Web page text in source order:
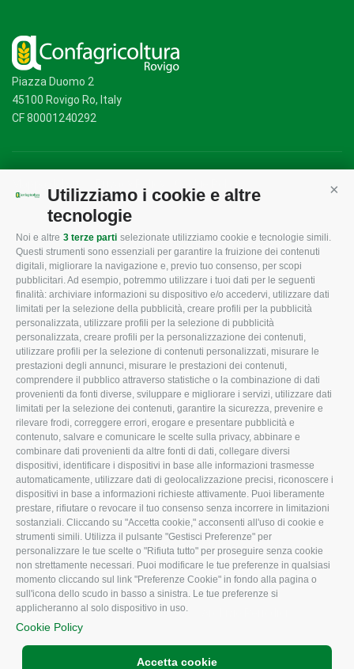
Utilizziamo i cookie e altre
tecnologie
Noi e altre 3 terze parti selezionate utilizziamo cookie e tecnologie simili.
Questi strumenti sono essenziali per garantire la fruizione dei contenuti
digitali, migliorare la navigazione e, previo tuo consenso, per scopi
pubblicitari. Ad esempio, potremmo utilizzare i tuoi dati per le seguenti
finalità: archiviare informazioni su dispositivo e/o accedervi, utilizzare dati
limitati per la selezione della pubblicità, creare profili per la pubblicità
personalizzata, utilizzare profili per la selezione di pubblicità
personalizzata, creare profili per la personalizzazione dei contenuti,
utilizzare profili per la selezione di contenuti personalizzati, misurare le
prestazioni degli annunci, misurare le prestazioni dei contenuti,
comprendere il pubblico attraverso statistiche o la combinazione di dati
provenienti da fonti diverse, sviluppare e migliorare i servizi, utilizzare dati
limitati per la selezione dei contenuti, garantire la sicurezza, prevenire e
rilevare frodi, correggere errori, erogare e presentare pubblicità e
contenuto, salvare e comunicare le scelte sulla privacy, abbinare e
combinare dati provenienti da altre fonti di dati, collegare diversi
dispositivi, identificare i dispositivi in base alle informazioni trasmesse
automaticamente, utilizzare dati di geolocalizzazione precisi, riconoscere i
dispositivi in base a informazioni richieste attivamente. Puoi liberamente
prestare, rifiutare o revocare il tuo consenso senza incorrere in limitazioni
sostanziali. Cliccando su "Accetta cookie," acconsenti all'uso di cookie e
strumenti simili. Utilizza il pulsante "Gestisci Preferenze" per
personalizzare le tue scelte o "Rifiuta tutto" per proseguire senza cookie
non strettamente necessari. Puoi modificare le tue preferenze in qualsiasi
momento cliccando sul link "Preferenze Cookie" in fondo alla pagina o
sull'icona dello scudo in basso a sinistra. Le tue preferenze si
applicheranno al solo dispositivo in uso.
Cookie Policy
Accetta cookie
Piazza Duomo 2
45100 Rovigo Ro, Italy
CF 80001240292
CONFAGRICOLTURA
ROVIGO
L'Associazione
Missione e Progetto
Organigramma aziendale
I Nostri Servizi
Uffici della Sede
provinciale
Le Sedi di Zona
Agricoltori S.r.l.
Whistleblowing
Confagricoltura Rovigo e
Agricoltori srl
CONFAGRICOLTURA
INFORMA
Tecnico
Fiscale
Lavoro
Ambiente
Associazione
CONFAGRICOLTURA
ATTIVA
Notizie in evidenza
Eventi
Comunicati Stampa
Video
Iscrizione Newsletter
Newsletter